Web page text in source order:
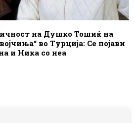
на Душко Тошиќ на
во Турција: Се појави
и Ника со неа